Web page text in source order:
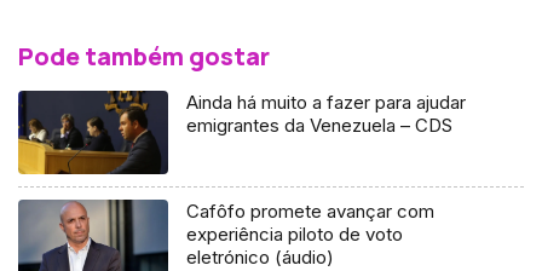
Pode também gostar
Ainda há muito a fazer para ajudar
emigrantes da Venezuela – CDS
Cafôfo promete avançar com
experiência piloto de voto
eletrónico (áudio)